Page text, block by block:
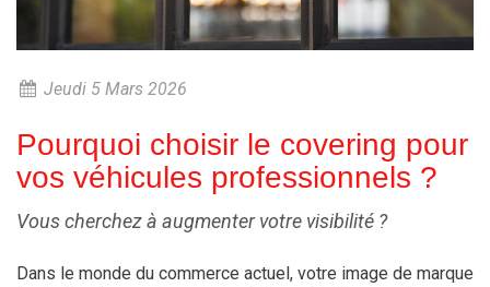
Jeudi 5 Mars 2026
Pourquoi choisir le covering pour
vos véhicules professionnels ?
Vous cherchez à augmenter votre visibilité ?
Dans le monde du commerce actuel, votre image de marque